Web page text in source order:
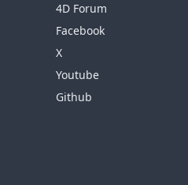
4D Forum
Facebook
X
Youtube
Github